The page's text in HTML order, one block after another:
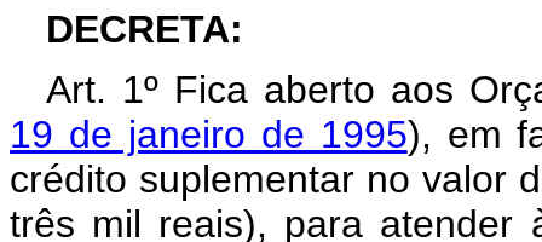
DECRETA:
Art. 1º Fica aberto aos
19 de janeiro de 1995), em
crédito suplementar no valor
três mil reais), para atender